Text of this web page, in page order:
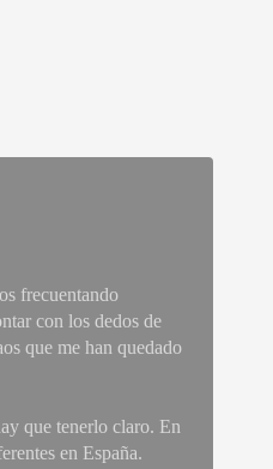
frecuentando
con los dedos de
que me han quedado
que tenerlo claro. En
en España.